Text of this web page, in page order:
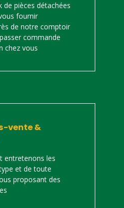
de pièces détachées
fournir
de notre comptoir
commande
chez vous
vente &
entretenons les
et de toute
proposant des